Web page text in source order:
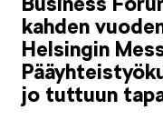
kahden
Helsingin
jo tuttuun